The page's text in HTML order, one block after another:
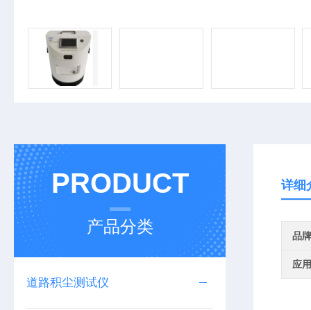
PRODUCT
产品分类
道路积尘测试仪
详细
品牌
应